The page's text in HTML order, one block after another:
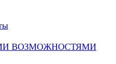
ВОЗМОЖНОСТЯМИ